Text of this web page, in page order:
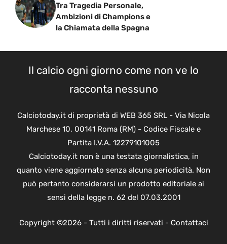
Tra Tragedia Personale,
Ambizioni di Champions e
la Chiamata della Spagna
Il calcio ogni giorno come non ve lo
racconta nessuno
Calciotoday.it di proprietà di WEB 365 SRL - Via Nicola
Marchese 10, 00141 Roma (RM) - Codice Fiscale e
Partita I.V.A. 12279101005
Calciotoday.it non è una testata giornalistica, in
quanto viene aggiornato senza alcuna periodicità. Non
può pertanto considerarsi un prodotto editoriale ai
sensi della legge n. 62 del 07.03.2001
Copyright ©2026 - Tutti i diritti riservati - Contattaci